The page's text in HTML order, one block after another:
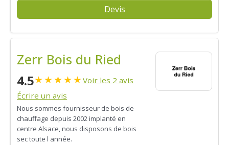
Devis
Zerr Bois du Ried
4.5★★★★★Voir les 2 avis
Écrire un avis
Nous sommes fournisseur de bois de
chauffage depuis 2002 implanté en
centre Alsace, nous disposons de bois
sec toute l année.